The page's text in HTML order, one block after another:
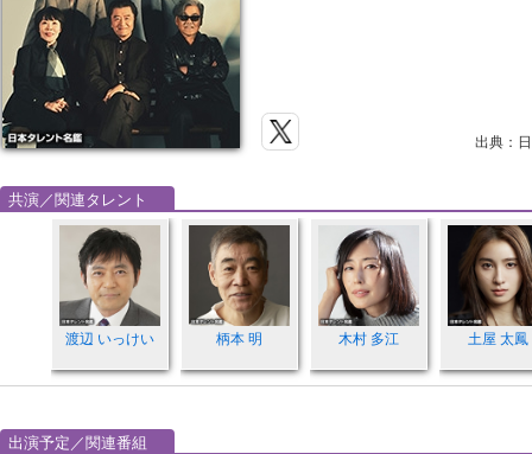
出典：
共演／関連タレント
渡辺 いっけい 柄本 明 木村 多江 土屋 太鳳
出演予定／関連番組